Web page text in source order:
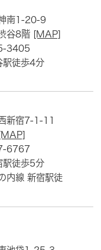
南1-20-9
谷8階 [MAP]
3405
駅徒歩4分
新宿7-1-11
[MAP]
6767
駅徒歩5分
内線 新宿駅徒